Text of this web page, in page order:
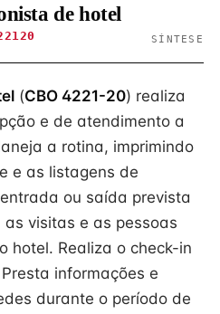
de hotel
SÍNTESE
(CBO 4221-20) realiza
e de atendimento a
a rotina, imprimindo
e as listagens de
ou saída prevista
visitas e as pessoas
hotel. Realiza o check-in
informações e
durante o período de